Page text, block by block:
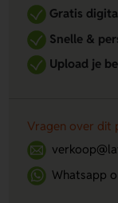
Gratis
Snelle &
Upload je
Vragen over dit
Whatsapp